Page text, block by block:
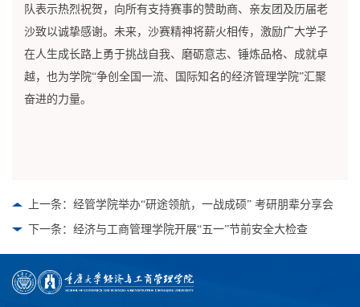
队表示热烈祝贺，向所有支持赛事的赞助商、亲友团及历届老
沙致以诚挚感谢。未来，沙赛精神将薪火相传，激励广大学子
在人生成长路上勇于挑战自我、磨砺意志、锤炼品格、成就卓
越，也为学院“争创全国一流、国际知名的经济管理学院”汇聚
奋进的力量。
上一条：经管学院举办“研途领航，一战成硕” 考研朋辈分享会
下一条：经济与工商管理学院开展“五一”节前安全大检查